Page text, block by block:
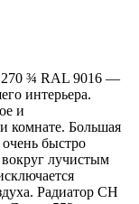
¾ RAL 9016 —
интерьера.
и
комнате. Большая
быстро
вокруг лучистым
Радиатор CH